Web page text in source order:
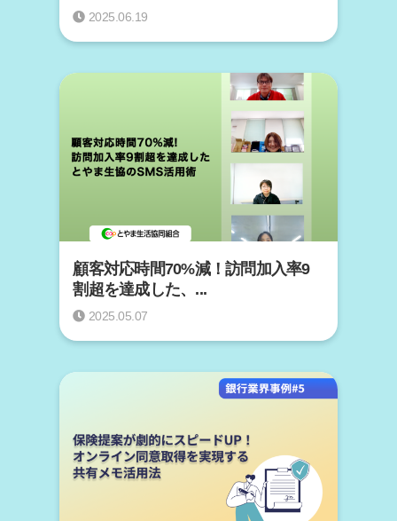
2025.06.19
顧客対応時間70%減！訪問加入率9
割超を達成した、...
2025.05.07